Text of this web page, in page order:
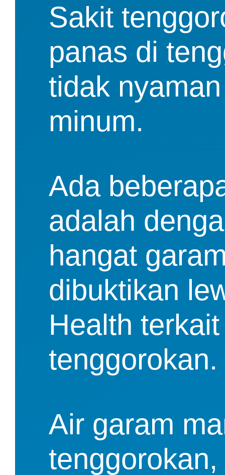
Sakit
panas di
tidak
minum.
Ada
adalah
hangat
dibuktikan
Health
tenggorokan.
Air garam